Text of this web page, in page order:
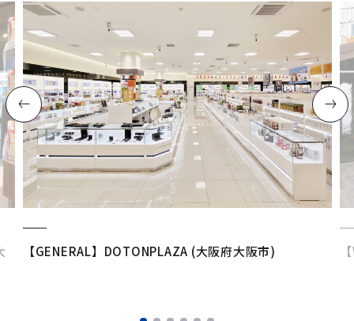
【GENERAL】DOTONPLAZA (大阪府大阪市)